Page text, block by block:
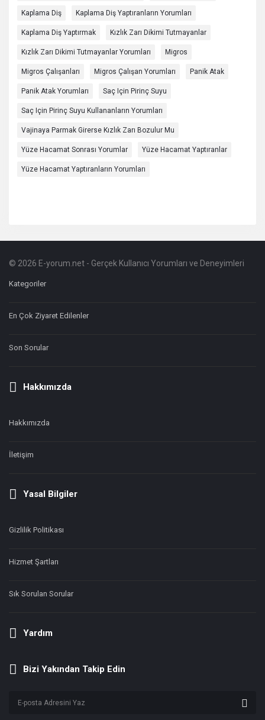
Kaplama Diş Kaplama Diş Yaptıranların Yorumları
Kaplama Diş Yaptırmak Kızlık Zarı Dikimi Tutmayanlar
Kızlık Zarı Dikimi Tutmayanlar Yorumları Migros
Migros Çalışanları Migros Çalışan Yorumları Panik Atak
Panik Atak Yorumları Saç Için Pirinç Suyu
Saç Için Pirinç Suyu Kullananların Yorumları
Vajinaya Parmak Girerse Kızlık Zarı Bozulur Mu
Yüze Hacamat Sonrası Yorumlar Yüze Hacamat Yaptıranlar
Yüze Hacamat Yaptıranların Yorumları
Footer
Hakkında
© 2026 E-yorum.net - Gerçek Kullanıcı Yorumları ve Deneyimleri
Kategoriler
En Çok Ziyaret Edilenler
Son Sorular
Hakkımızda
Hakkımızda
İletişim
Yasal Bilgiler
Gizlilik Politikası
Hizmet Şartları
Sık Sorulan Sorular
Yardım
Bizi Yakından Takip Edin